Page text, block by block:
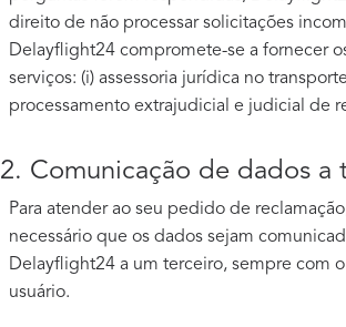
direito de não processar solicitações
Delayflight24 compromete-se a fornecer
serviços: (i) assessoria jurídica no
processamento extrajudicial e judicial de
2. Comunicação de dados a
Para atender ao seu pedido de
necessário que os dados sejam
Delayflight24 a um terceiro, sempre com
usuário.